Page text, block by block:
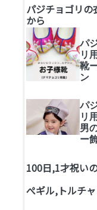
パジチョゴリ
から
パ
リ用
靴
ン
パ
リ用
男
ー
100日,1才祝い
ぺギル,トルチ